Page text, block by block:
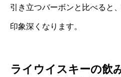
引き立つバーボンと比べると
印象深くなります。
ライウイスキーの飲